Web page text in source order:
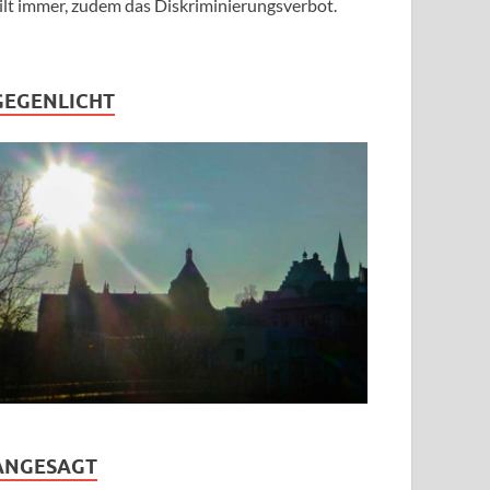
immer, zudem das Diskriminierungsverbot.